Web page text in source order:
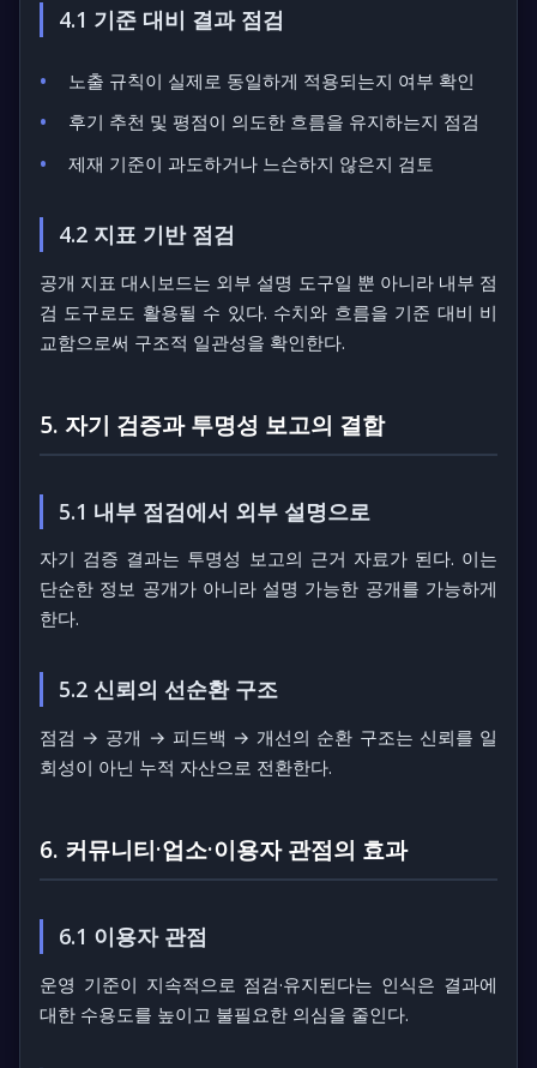
4.1 기준 대비 결과 점검
노출 규칙이 실제로 동일하게 적용되는지 여부 확인
후기 추천 및 평점이 의도한 흐름을 유지하는지 점검
제재 기준이 과도하거나 느슨하지 않은지 검토
4.2 지표 기반 점검
공개 지표 대시보드는 외부 설명 도구일 뿐 아니라 내부 점
검 도구로도 활용될 수 있다. 수치와 흐름을 기준 대비 비
교함으로써 구조적 일관성을 확인한다.
5. 자기 검증과 투명성 보고의 결합
5.1 내부 점검에서 외부 설명으로
자기 검증 결과는 투명성 보고의 근거 자료가 된다. 이는
단순한 정보 공개가 아니라 설명 가능한 공개를 가능하게
한다.
5.2 신뢰의 선순환 구조
점검 → 공개 → 피드백 → 개선의 순환 구조는 신뢰를 일
회성이 아닌 누적 자산으로 전환한다.
6. 커뮤니티·업소·이용자 관점의 효과
6.1 이용자 관점
운영 기준이 지속적으로 점검·유지된다는 인식은 결과에
대한 수용도를 높이고 불필요한 의심을 줄인다.